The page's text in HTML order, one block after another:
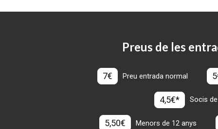
Preus de les
7€ Preu entrada normal
4,5€* Socis
5,50€ Menors de 12 anys